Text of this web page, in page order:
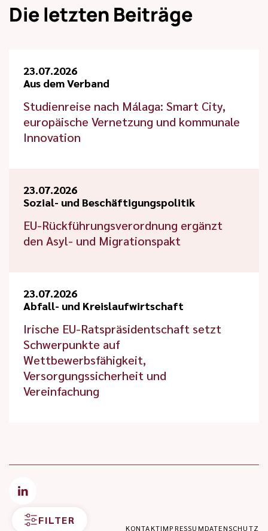
Die letzten Beiträge
23.07.2026
Aus dem Verband
Studienreise nach Málaga: Smart City,
europäische Vernetzung und kommunale
Innovation
23.07.2026
Sozial- und Beschäftigungspolitik
EU-Rückführungsverordnung ergänzt
den Asyl- und Migrationspakt
23.07.2026
Abfall- und Kreislaufwirtschaft
Irische EU-Ratspräsidentschaft setzt
Schwerpunkte auf
Wettbewerbsfähigkeit,
Versorgungssicherheit und
Vereinfachung
KONTAKTIMPRESSUMDATENSCHUTZ
FILTER